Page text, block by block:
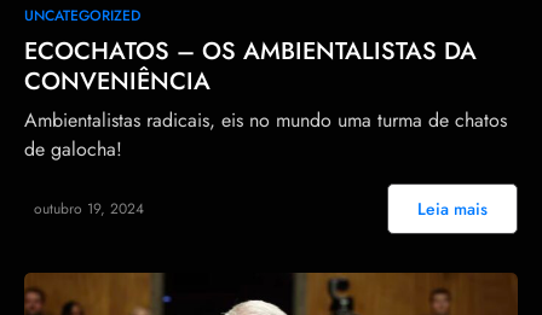
UNCATEGORIZED
ECOCHATOS – OS AMBIENTALISTAS DA
CONVENIÊNCIA
Ambientalistas radicais, eis no mundo uma turma de chatos
de galocha!
outubro 19, 2024 Leia mais